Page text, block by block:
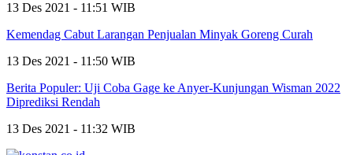
13 Des 2021 - 11:51 WIB
Kemendag Cabut Larangan Penjualan Minyak Goreng Curah
13 Des 2021 - 11:50 WIB
Berita Populer: Uji Coba Gage ke Anyer-Kunjungan Wisman 2022
Diprediksi Rendah
13 Des 2021 - 11:32 WIB